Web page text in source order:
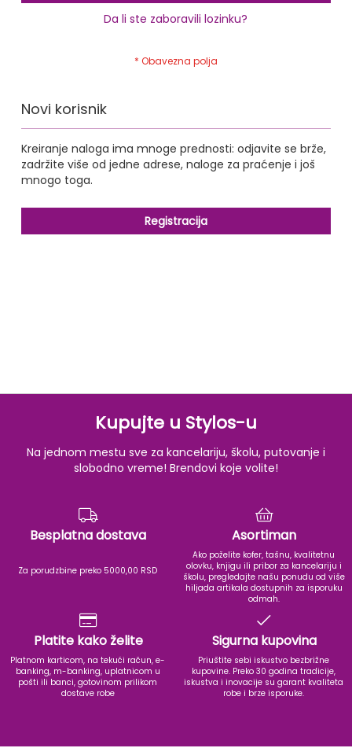
Da li ste zaboravili lozinku?
Novi korisnik
Kreiranje naloga ima mnoge prednosti: odjavite se brže,
zadržite više od jedne adrese, naloge za praćenje i još
mnogo toga.
Registracija
Kupujte u Stylos-u
Na jednom mestu sve za kancelariju, školu, putovanje i
slobodno vreme! Brendovi koje volite!
Besplatna dostava
Za porudzbine preko 5000,00 RSD
Asortiman
Ako poželite kofer, tašnu, kvalitetnu
olovku, knjigu ili pribor za kancelariju i
školu, pregledajte našu ponudu od više
hiljada artikala dostupnih za isporuku
odmah.
Platite kako želite
Platnom karticom, na tekući račun, e-
banking, m-banking, uplatnicom u
pošti ili banci, gotovinom prilikom
dostave robe
Sigurna kupovina
Priuštite sebi iskustvo bezbrižne
kupovine. Preko 30 godina tradicije,
iskustva i inovacije su garant kvaliteta
robe i brze isporuke.